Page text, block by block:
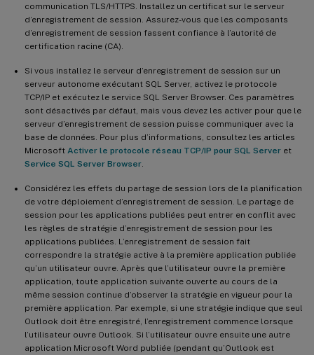
communication TLS/HTTPS. Installez un certificat sur le serveur
d’enregistrement de session. Assurez-vous que les composants
d’enregistrement de session fassent confiance à l’autorité de
certification racine (CA).
Si vous installez le serveur d’enregistrement de session sur un
serveur autonome exécutant SQL Server, activez le protocole
TCP/IP et exécutez le service SQL Server Browser. Ces paramètres
sont désactivés par défaut, mais vous devez les activer pour que le
serveur d’enregistrement de session puisse communiquer avec la
base de données. Pour plus d’informations, consultez les articles
Microsoft Activer le protocole réseau TCP/IP pour SQL Server et
Service SQL Server Browser
Considérez les effets du partage de session lors de la planification
de votre déploiement d’enregistrement de session. Le partage de
session pour les applications publiées peut entrer en conflit avec
les règles de stratégie d’enregistrement de session pour les
applications publiées. L’enregistrement de session fait
correspondre la stratégie active à la première application publiée
qu’un utilisateur ouvre. Après que l’utilisateur ouvre la première
application, toute application suivante ouverte au cours de la
même session continue d’observer la stratégie en vigueur pour la
première application. Par exemple, si une stratégie indique que seul
Outlook doit être enregistré, l’enregistrement commence lorsque
l’utilisateur ouvre Outlook. Si l’utilisateur ouvre ensuite une autre
application Microsoft Word publiée (pendant qu’Outlook est